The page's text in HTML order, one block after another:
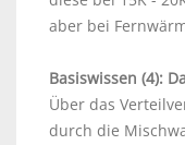
aber bei
Basiswissen (4):
Über das
durch die